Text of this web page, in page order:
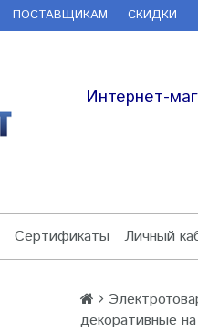
ПОСТАВЩИКАМ СКИДКИ
Интернет-
Сертификаты Личный
декоративные